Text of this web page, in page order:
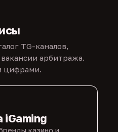
TG-каналов,
арбитража.
цифрами.
iGaming
казино и